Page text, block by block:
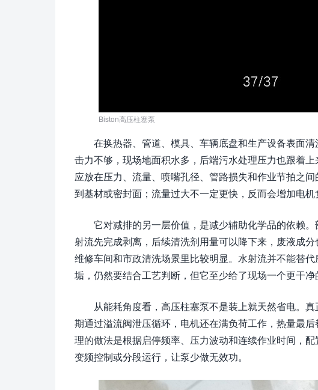
Biston高压柱塞泵
在换热器、管道、模具、车辆底盘和生产设备表面
击力不够，现场地面积水多，后端污水处理压力也跟着
应放在压力、流量、喷嘴孔径、管路损失和作业节拍之
到基材或密封面；流量过大不一定更快，反而会增加电机
它对减排的另一层价值，是减少辅助化学品的依赖
射流先完成剥离，后续清洗剂用量可以降下来，废液成
维修车间和市政清洗场景里比较明显。水射流并不能替
垢，仍然要结合工艺判断，但它至少给了现场一个更干净
从能耗角度看，高压柱塞泵不是装上就天然省电。
期通过溢流阀泄压循环，电机还在满负荷工作，热量最
理的做法是根据启停频率、压力波动和连续作业时间，
变频控制或分段运行，让泵少做无效功。